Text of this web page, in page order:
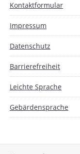
Kontaktformular
Impressum
Datenschutz
Barrierefreiheit
Leichte Sprache
Gebärdensprache